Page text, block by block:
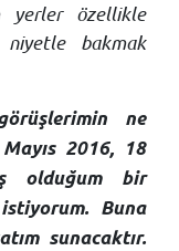
yerler özellikle
niyetle bakmak
ne
2016, 18
olduğum bir
Buna
sunacaktır.